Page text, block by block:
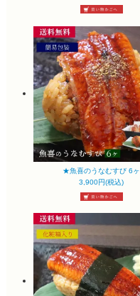
★魚喜のうなむすび 6ヶ
3,900円(税込)